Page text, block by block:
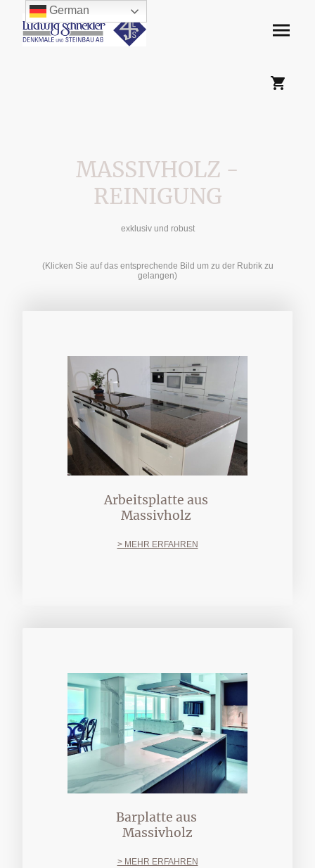
MASSIVHOLZ -
REINIGUNG
exklusiv und robust
(Klicken Sie auf das entsprechende Bild um zu der Rubrik zu
gelangen)
Arbeitsplatte aus
Massivholz
> MEHR ERFAHREN
Barplatte aus
Massivholz
> MEHR ERFAHREN
German